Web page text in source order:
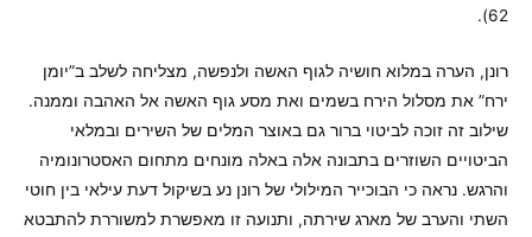
62).
רונן, הערה במלוא חושיה לגוף האשה ולנפשה, מצליחה לשלב ב”יומן
ירח” את מסלול הירח בשמים ואת מסע גוף האשה אל האהבה וממנה.
שילוב זה זוכה לביטוי ברור גם באוצר המלים של השירים ובמלאי
הביטויים השוזרים בתבונה אלה באלה מונחים מתחום האסטרונומיה
והרגש. נראה כי הבוכייר המילולי של רונן נע בשיקול דעת עילאי בין חוטי
השתי והערב של מארג שירתה, ותנועה זו מאפשרת למשוררת להתבטא